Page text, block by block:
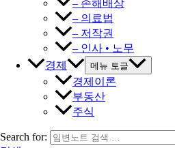
– 손해배상
– 의료법
– 저작권
– 인사 • 노무
경제
메뉴 토글
경제이론
부동산
주식
Search for: